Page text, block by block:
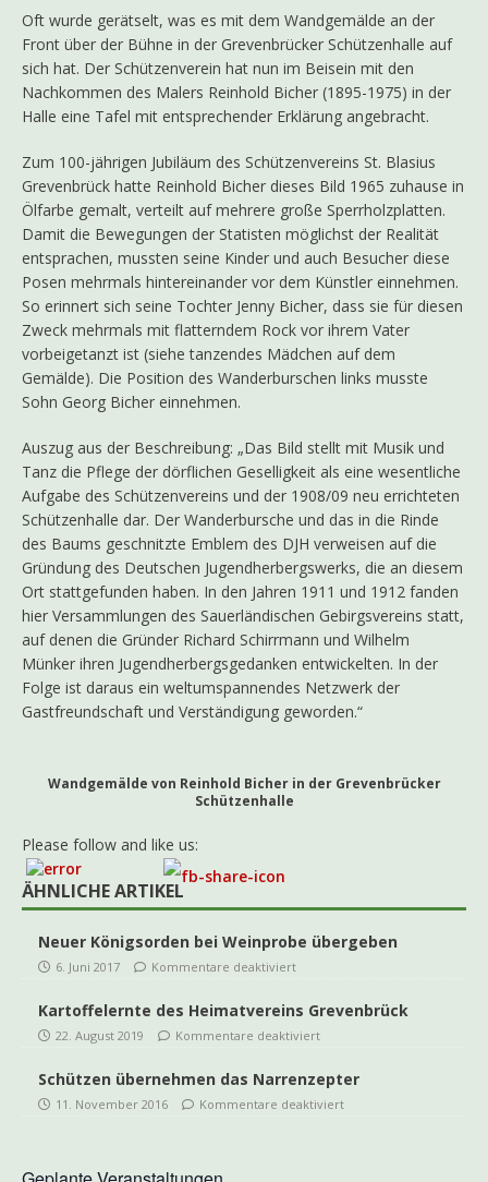
Oft wurde gerätselt, was es mit dem Wandgemälde an der
Front über der Bühne in der Grevenbrücker Schützenhalle auf
sich hat. Der Schützenverein hat nun im Beisein mit den
Nachkommen des Malers Reinhold Bicher (1895-1975) in der
Halle eine Tafel mit entsprechender Erklärung angebracht.
Zum 100-jährigen Jubiläum des Schützenvereins St. Blasius
Grevenbrück hatte Reinhold Bicher dieses Bild 1965 zuhause in
Ölfarbe gemalt, verteilt auf mehrere große Sperrholzplatten.
Damit die Bewegungen der Statisten möglichst der Realität
entsprachen, mussten seine Kinder und auch Besucher diese
Posen mehrmals hintereinander vor dem Künstler einnehmen.
So erinnert sich seine Tochter Jenny Bicher, dass sie für diesen
Zweck mehrmals mit flatterndem Rock vor ihrem Vater
vorbeigetanzt ist (siehe tanzendes Mädchen auf dem
Gemälde). Die Position des Wanderburschen links musste
Sohn Georg Bicher einnehmen.
Auszug aus der Beschreibung: „Das Bild stellt mit Musik und
Tanz die Pflege der dörflichen Geselligkeit als eine wesentliche
Aufgabe des Schützenvereins und der 1908/09 neu errichteten
Schützenhalle dar. Der Wanderbursche und das in die Rinde
des Baums geschnitzte Emblem des DJH verweisen auf die
Gründung des Deutschen Jugendherbergswerks, die an diesem
Ort stattgefunden haben. In den Jahren 1911 und 1912 fanden
hier Versammlungen des Sauerländischen Gebirgsvereins statt,
auf denen die Gründer Richard Schirrmann und Wilhelm
Münker ihren Jugendherbergsgedanken entwickelten. In der
Folge ist daraus ein weltumspannendes Netzwerk der
Gastfreundschaft und Verständigung geworden.“
Wandgemälde von Reinhold Bicher in der Grevenbrücker
Schützenhalle
Please follow and like us:
ÄHNLICHE ARTIKEL
Neuer Königsorden bei Weinprobe übergeben
6. Juni 2017 Kommentare deaktiviert
Kartoffelernte des Heimatvereins Grevenbrück
22. August 2019 Kommentare deaktiviert
Schützen übernehmen das Narrenzepter
11. November 2016 Kommentare deaktiviert